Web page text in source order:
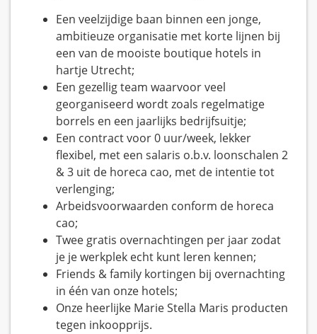
Een veelzijdige baan binnen een jonge,
ambitieuze organisatie met korte lijnen bij
een van de mooiste boutique hotels in
hartje Utrecht;
Een gezellig team waarvoor veel
georganiseerd wordt zoals regelmatige
borrels en een jaarlijks bedrijfsuitje;
Een contract voor 0 uur/week, lekker
flexibel, met een salaris o.b.v. loonschalen 2
& 3 uit de horeca cao, met de intentie tot
verlenging;
Arbeidsvoorwaarden conform de horeca
cao;
Twee gratis overnachtingen per jaar zodat
je je werkplek echt kunt leren kennen;
Friends & family kortingen bij overnachting
in één van onze hotels;
Onze heerlijke Marie Stella Maris producten
tegen inkoopprijs.